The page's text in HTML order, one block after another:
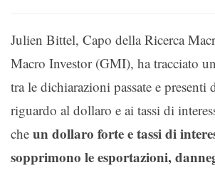
Julien Bittel, Capo della Ricerca
Macro Investor (GMI), ha tracciato
tra le dichiarazioni passate e presenti
riguardo al dollaro e ai tassi di
che un dollaro forte e tassi di
sopprimono le esportazioni,